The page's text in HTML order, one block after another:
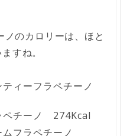
のカロリーは、ほと
すね。
ティーフラペチーノ
ペチーノ 274Kcal
ムフラペチーノ